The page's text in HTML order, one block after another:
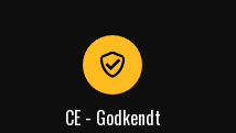
CE - Godkendt